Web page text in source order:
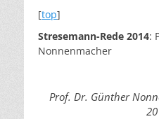
[top]
Stresemann-Rede 2014:
Nonnenmacher
Prof. Dr. Günther